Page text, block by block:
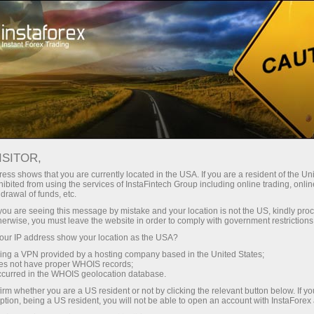
Con InstaForex obtiene acceso a
competitivas: apalancamiento de
hasta 1:5000, unos de los mejores
spreads y comisiones del
mercado, así como condiciones
atractivas para operar con
acciones e índices.
Spreads mínimos
Bono del 30%
en cada depósito
Velocidad
en el trading y en la pista
shows that you are currently located in the USA. If you are a resident of the
from using the services of InstaFintech Group including online trading,
of funds, etc.
are seeing this message by mistake and your location is not the US, kindly
you must leave the website in order to comply with government
IP address show your location as the USA?
a VPN provided by a hosting company based in the United States;
not have proper WHOIS records;
in the WHOIS geolocation database.
whether you are a US resident or not by clicking the relevant button below. If
being a US resident, you will not be able to open an account with InstaForex